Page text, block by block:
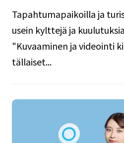
Tapahtumapaikoilla ja
usein kylttejä ja
"Kuvaaminen ja videointi
tällaiset...